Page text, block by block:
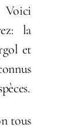
Voici
la
et
tous